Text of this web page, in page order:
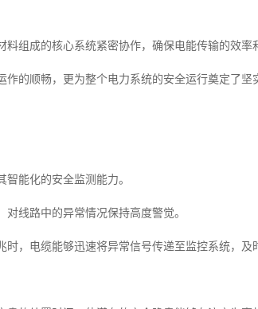
组成的核心系统紧密协作，确保电能传输的效率
的顺畅，更为整个电力系统的安全运行奠定了坚
能化的安全监测能力。
线路中的异常情况保持高度警觉。
，电缆能够迅速将异常信号传递至监控系统，及